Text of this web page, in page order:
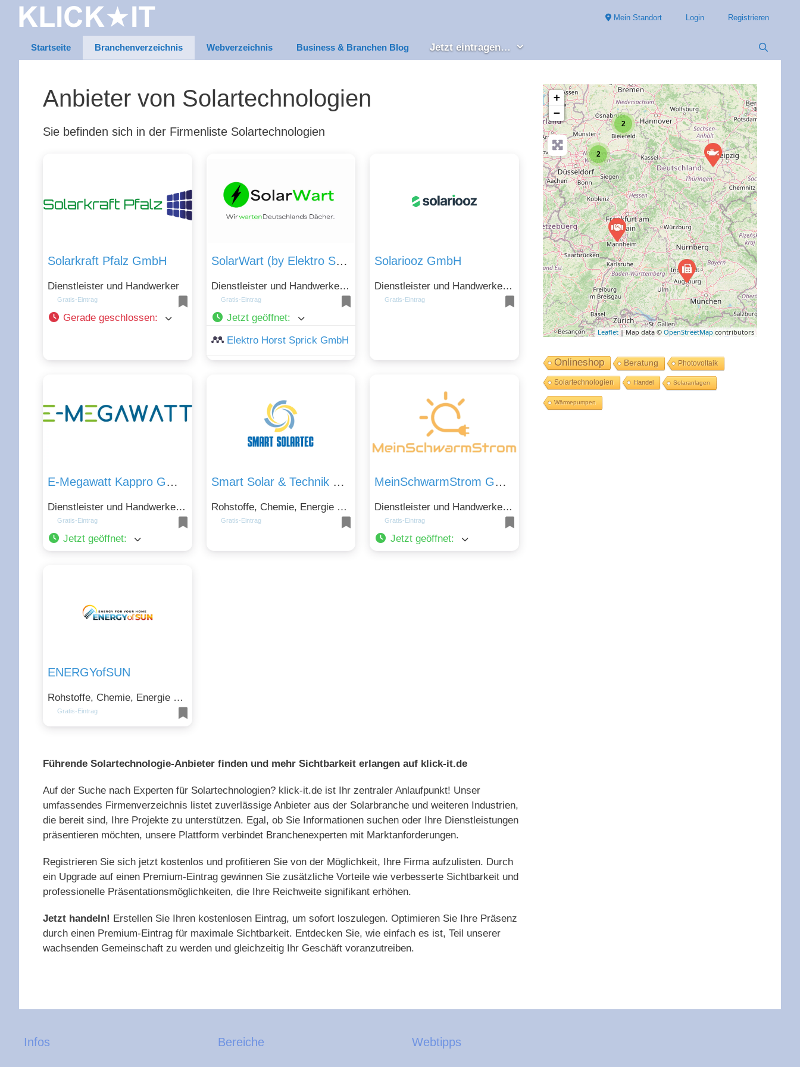
Inhalt
Mein Standort Login Registrieren
Startseite Branchenverzeichnis Webverzeichnis Business & Branchen Blog Jetzt eintragen…
Anbieter von Solartechnologien
Sie befinden sich in der Firmenliste Solartechnologien
Solarkraft Pfalz GmbH
Dienstleister und Handwerker
Gratis-Eintrag
Gerade geschlossen:
SolarWart (by Elektro Sprick GmbH)
Dienstleister und Handwerker, Rohstoffe, Chemie, Energie und Technik, Telekommunikation
Gratis-Eintrag
Jetzt geöffnet:
Elektro Horst Sprick GmbH
Solariooz GmbH
Dienstleister und Handwerker, Rohstoffe, Chemie, Energie und Technik, Telekommunikation
Gratis-Eintrag
E-Megawatt Kappro GmbH
Dienstleister und Handwerker, Rohstoffe, Chemie, Energie und Technik, Telekommunikation
Gratis-Eintrag
Jetzt geöffnet:
Smart Solar & Technik Vertriebs GmbH
Rohstoffe, Chemie, Energie und Technik, Telekommunikation
Gratis-Eintrag
MeinSchwarmStrom GmbH
Dienstleister und Handwerker, Rohstoffe, Chemie, Energie und Technik, Telekommunikation
Gratis-Eintrag
Jetzt geöffnet:
ENERGYofSUN
Rohstoffe, Chemie, Energie und Technik, Telekommunikation
Gratis-Eintrag
Führende Solartechnologie-Anbieter finden und mehr Sichtbarkeit erlangen auf klick-it.de
Auf der Suche nach Experten für Solartechnologien? klick-it.de ist Ihr zentraler Anlaufpunkt! Unser
umfassendes Firmenverzeichnis listet zuverlässige Anbieter aus der Solarbranche und weiteren Industrien,
die bereit sind, Ihre Projekte zu unterstützen. Egal, ob Sie Informationen suchen oder Ihre Dienstleistungen
präsentieren möchten, unsere Plattform verbindet Branchenexperten mit Marktanforderungen.
Registrieren Sie sich jetzt kostenlos und profitieren Sie von der Möglichkeit, Ihre Firma aufzulisten. Durch
ein Upgrade auf einen Premium-Eintrag gewinnen Sie zusätzliche Vorteile wie verbesserte Sichtbarkeit und
professionelle Präsentationsmöglichkeiten, die Ihre Reichweite signifikant erhöhen.
Jetzt handeln! Erstellen Sie Ihren kostenlosen Eintrag, um sofort loszulegen. Optimieren Sie Ihre Präsenz
durch einen Premium-Eintrag für maximale Sichtbarkeit. Entdecken Sie, wie einfach es ist, Teil unserer
wachsenden Gemeinschaft zu werden und gleichzeitig Ihr Geschäft voranzutreiben.
2
2
+
−
Leaflet | Map data © OpenStreetMap contributors
Onlineshop Beratung Photovoltaik
Solartechnologien Handel Solaranlagen
Wärmepumpen
Infos Bereiche Webtipps